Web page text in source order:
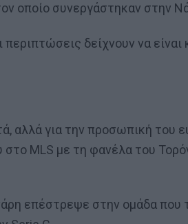
οποίο συνεργάστηκαν στην
περιπτώσεις δείχνουν να
αλλά για την προσωπική του
MLS με τη φανέλα του
επέστρεψε στην ομάδα που